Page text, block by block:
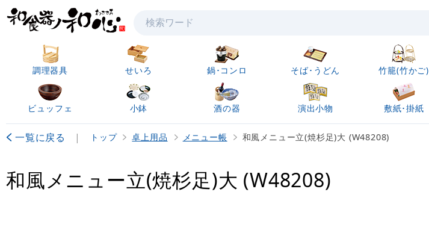
検索
調理器具 せいろ 鍋･コンロ そば･うどん 竹籠(竹かご)
ビュッフェ 小鉢 酒の器 演出小物 敷紙･掛紙
一覧に戻る | トップ 卓上用品 メニュー帳 和風メニュー立(焼杉足)大 (W48208)
和風メニュー立(焼杉足)大 (W48208)